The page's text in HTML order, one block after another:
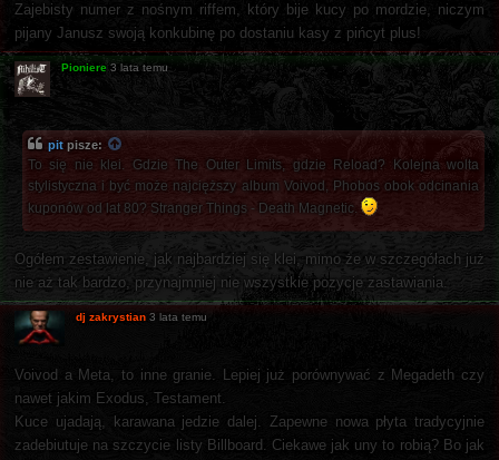
Zajebisty numer z nośnym riffem, który bije kucy po mordzie, niczym
pijany Janusz swoją konkubinę po dostaniu kasy z pińcyt plus!
Pioniere 3 lata temu
pit pisze:
To się nie klei. Gdzie The Outer Limits, gdzie Reload? Kolejna wolta
stylistyczna i być może najcięższy album Voivod, Phobos obok odcinania
kuponów od lat 80? Stranger Things - Death Magnetic.
Ogółem zestawienie, jak najbardziej się klei, mimo że w szczegółach już
nie aż tak bardzo, przynajmniej nie wszystkie pozycje zastawiania.
dj zakrystian 3 lata temu
Voivod a Meta, to inne granie. Lepiej już porównywać z Megadeth czy
nawet jakim Exodus, Testament.
Kuce ujadają, karawana jedzie dalej. Zapewne nowa płyta tradycyjnie
zadebiutuje na szczycie listy Billboard. Ciekawe jak uny to robią? Bo jak